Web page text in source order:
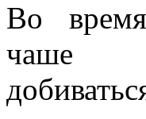
Во
чаше